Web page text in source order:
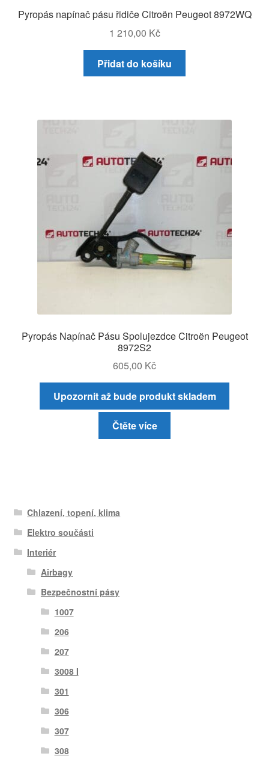
Pyropás napínač pásu řidiče Citroën Peugeot 8972WQ
1 210,00 Kč
Přidat do košíku
Pyropás Napínač Pásu Spolujezdce Citroën Peugeot
8972S2
605,00 Kč
Upozornit až bude produkt skladem
Čtěte více
Chlazení, topení, klima
Elektro součásti
Interiér
Airbagy
Bezpečnostní pásy
1007
206
207
3008 I
301
306
307
308